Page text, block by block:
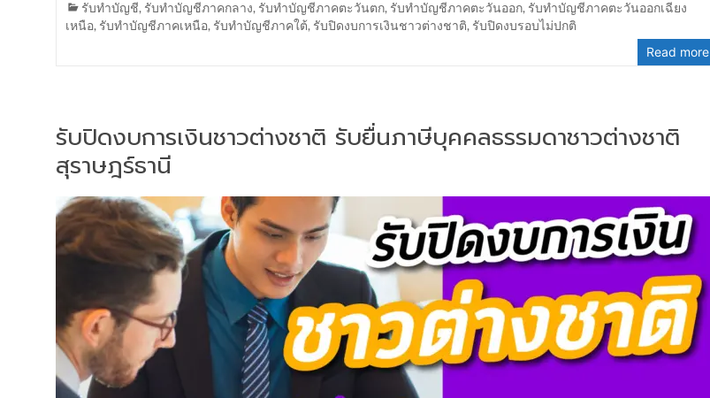
รับทำบัญชี, รับทำบัญชีภาคกลาง, รับทำบัญชีภาคตะวันตก, รับทำบัญชีภาคตะวันออก, รับทำบัญชีภาคตะวันออกเฉียง
เหนือ, รับทำบัญชีภาคเหนือ, รับทำบัญชีภาคใต้, รับปิดงบการเงินชาวต่างชาติ, รับปิดงบรอบไม่ปกติ
Read more
รับปิดงบการเงินชาวต่างชาติ รับยื่นภาษีบุคคลธรรมดาชาวต่างชาติ
สุราษฎร์ธานี